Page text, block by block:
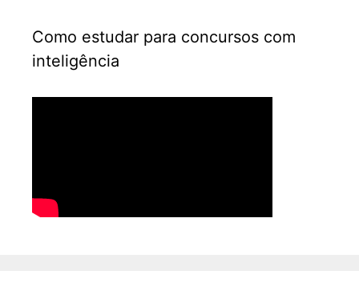
Como estudar para concursos com
inteligência